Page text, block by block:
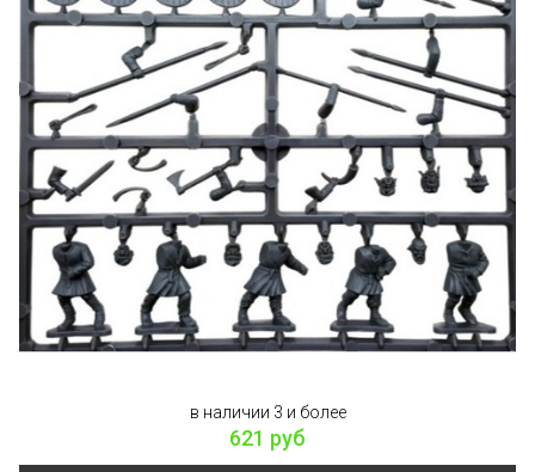
в наличии 3 и более
621 руб